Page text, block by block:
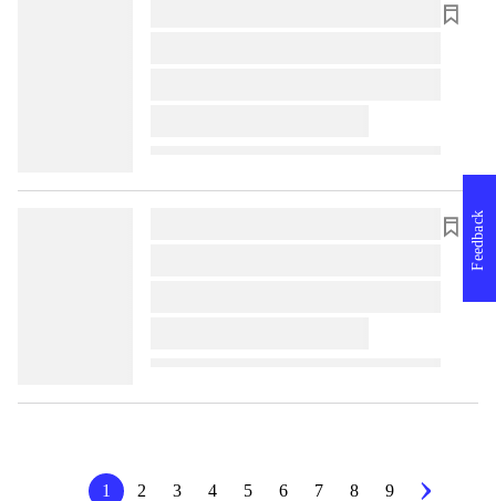
lorem ipsum dolor sit amet ...
lorem ipsum dolor sit amet ...
lorem ipsum dolor sit amet ...
lorem ipsum dolor sit amet ...
1 2 3 4 5 6 7 8 9
Feedback